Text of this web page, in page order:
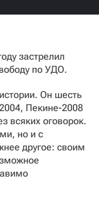
застрелил
по УДО.
Он шесть
Пекине-2008
всяких оговорок.
но и с
другое: своим